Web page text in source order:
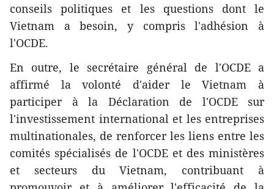
conseils politiques et les questions dont le
Vietnam a besoin, y compris l'adhésion à
l'OCDE.
En outre, le secrétaire général de l'OCDE a
affirmé la volonté d'aider le Vietnam à
participer à la Déclaration de l'OCDE sur
l'investissement international et les entreprises
multinationales, de renforcer les liens entre les
comités spécialisés de l'OCDE et des ministères
et secteurs du Vietnam, contribuant à